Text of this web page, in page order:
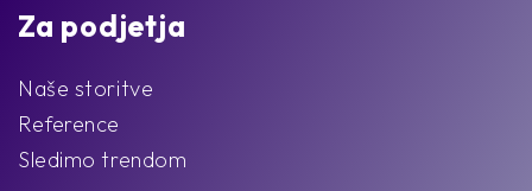
Za podjetja
Naše storitve
Reference
Sledimo trendom